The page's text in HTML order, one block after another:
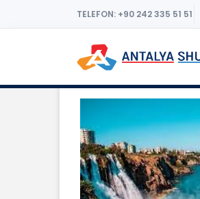
TELEFON: +90 242 335 51 51